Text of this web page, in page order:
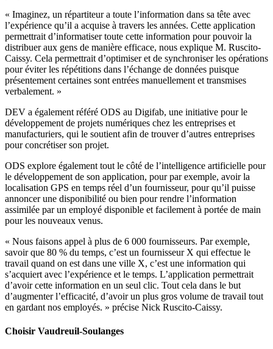
« Imaginez, un répartiteur a toute l’information dans sa tête avec
l’expérience qu’il a acquise à travers les années. Cette application
permettrait d’informatiser toute cette information pour pouvoir la
distribuer aux gens de manière efficace, nous explique M. Ruscito-
Caissy. Cela permettrait d’optimiser et de synchroniser les opérations
pour éviter les répétitions dans l’échange de données puisque
présentement certaines sont entrées manuellement et transmises
verbalement. »
DEV a également référé ODS au Digifab, une initiative pour le
développement de projets numériques chez les entreprises et
manufacturiers, qui le soutient afin de trouver d’autres entreprises
pour concrétiser son projet.
ODS explore également tout le côté de l’intelligence artificielle pour
le développement de son application, pour par exemple, avoir la
localisation GPS en temps réel d’un fournisseur, pour qu’il puisse
annoncer une disponibilité ou bien pour rendre l’information
assimilée par un employé disponible et facilement à portée de main
pour les nouveaux venus.
« Nous faisons appel à plus de 6 000 fournisseurs. Par exemple,
savoir que 80 % du temps, c’est un fournisseur X qui effectue le
travail quand on est dans une ville X, c’est une information qui
s’acquiert avec l’expérience et le temps. L’application permettrait
d’avoir cette information en un seul clic. Tout cela dans le but
d’augmenter l’efficacité, d’avoir un plus gros volume de travail tout
en gardant nos employés. » précise Nick Ruscito-Caissy.
Choisir Vaudreuil-Soulanges